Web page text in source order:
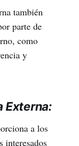
también
parte de
como
y
Externa:
a los
interesados